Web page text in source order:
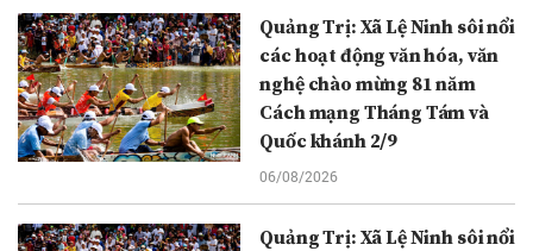
Quảng Trị: Xã Lệ Ninh sôi nổi
các hoạt động văn hóa, văn
nghệ chào mừng 81 năm
Cách mạng Tháng Tám và
Quốc khánh 2/9
06/08/2026
Quảng Trị: Xã Lệ Ninh sôi nổi